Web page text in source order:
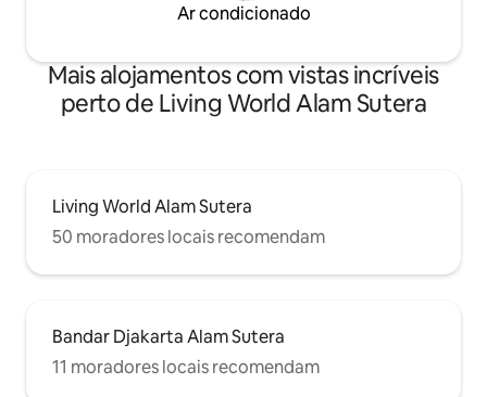
Ar condicionado
Mais alojamentos com vistas incríveis
perto de Living World Alam Sutera
Living World Alam Sutera
50 moradores locais recomendam
Bandar Djakarta Alam Sutera
11 moradores locais recomendam